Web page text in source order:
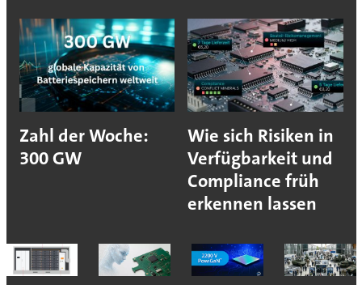
Zahl der Woche:
300 GW
Wie sich Risiken in
Verfügbarkeit und
Compliance früh
erkennen lassen